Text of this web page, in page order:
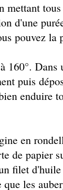
mettant
d'une
pouvez la
160°.
puis
enduire
en
de papier
filet
les